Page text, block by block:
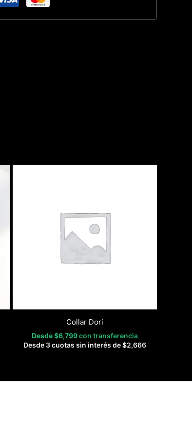
Collar Dori
Desde$6,799con transferencia
Desde 3 cuotas sin interés de$2,666